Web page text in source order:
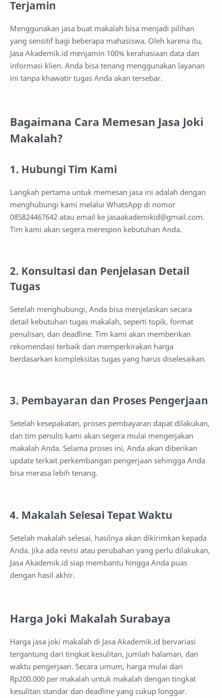
Terjamin
Menggunakan jasa buat makalah bisa menjadi pilihan
yang sensitif bagi beberapa mahasiswa. Oleh karena itu,
Jasa Akademik.id menjamin 100% kerahasiaan data dan
informasi klien. Anda bisa tenang menggunakan layanan
ini tanpa khawatir tugas Anda akan tersebar.
Bagaimana Cara Memesan Jasa Joki
Makalah?
1. Hubungi Tim Kami
Langkah pertama untuk memesan jasa ini adalah dengan
menghubungi kami melalui WhatsApp di nomor
085824467642 atau email ke jasaakademikid@gmail.com.
Tim kami akan segera merespon kebutuhan Anda.
2. Konsultasi dan Penjelasan Detail
Tugas
Setelah menghubungi, Anda bisa menjelaskan secara
detail kebutuhan tugas makalah, seperti topik, format
penulisan, dan deadline. Tim kami akan memberikan
rekomendasi terbaik dan memperkirakan harga
berdasarkan kompleksitas tugas yang harus diselesaikan.
3. Pembayaran dan Proses Pengerjaan
Setelah kesepakatan, proses pembayaran dapat dilakukan,
dan tim penulis kami akan segera mulai mengerjakan
makalah Anda. Selama proses ini, Anda akan diberikan
update terkait perkembangan pengerjaan sehingga Anda
bisa merasa lebih tenang.
4. Makalah Selesai Tepat Waktu
Setelah makalah selesai, hasilnya akan dikirimkan kepada
Anda. Jika ada revisi atau perubahan yang perlu dilakukan,
Jasa Akademik.id siap membantu hingga Anda puas
dengan hasil akhir.
Harga Joki Makalah Surabaya
Harga jasa joki makalah di Jasa Akademik.id bervariasi
tergantung dari tingkat kesulitan, jumlah halaman, dan
waktu pengerjaan. Secara umum, harga mulai dari
Rp200.000 per makalah untuk makalah dengan tingkat
kesulitan standar dan deadline yang cukup longgar.